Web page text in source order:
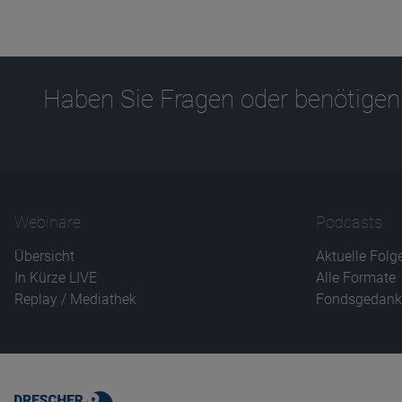
Haben Sie Fragen oder
Webinare
Übersicht
In Kürze LIVE
Replay / Mediathek
Podcasts
Aktuelle
Alle Formate